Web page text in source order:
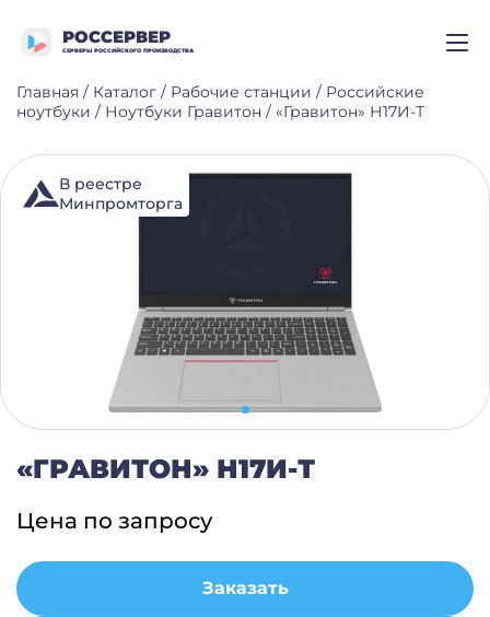
РОССЕРВЕР
СЕРВЕРЫ РОССИЙСКОГО ПРОИЗВОДСТВА
Главная / Каталог / Рабочие станции / Российские
ноутбуки / Ноутбуки Гравитон / «Гравитон» Н17И-Т
В реестре
Минпромторга
«ГРАВИТОН» Н17И-Т
Цена по запросу
Заказать